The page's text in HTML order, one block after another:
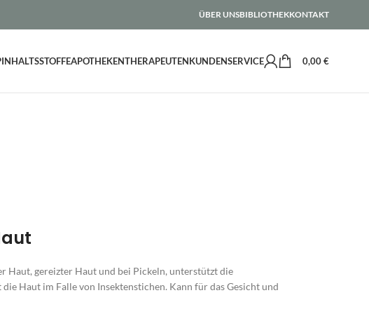
ÜBER UNSBIBLIOTHEKKONTAKT
INHALTSSTOFFEAPOTHEKENTHERAPEUTENKUNDENSERVICE 0,00€
gereizter Haut und bei Pickeln, unterstützt die
Haut im Falle von Insektenstichen. Kann für das Gesicht und